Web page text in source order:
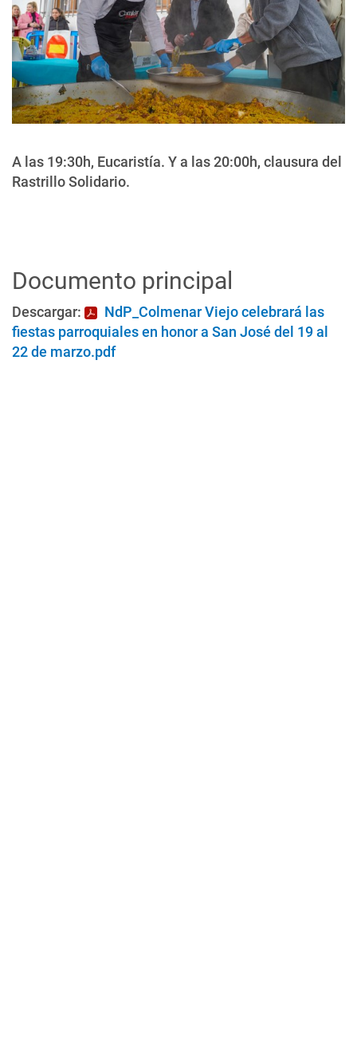
A las 19:30h, Eucaristía. Y a las 20:00h, clausura del
Rastrillo Solidario.
Documento principal
Descargar:
NdP_Colmenar Viejo celebrará las
fiestas parroquiales en honor a San José del 19 al
22 de marzo.pdf